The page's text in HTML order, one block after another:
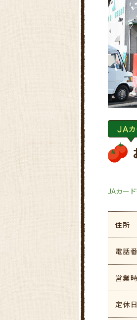
JAカー
住所
電話
営業
定休日